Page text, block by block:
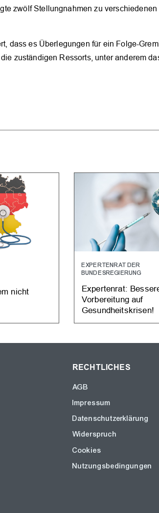
zwölf Stellungnahmen zu verschiedenen
dass es Überlegungen für ein Folge-
zuständigen Ressorts, unter anderem
nicht
EXPERTENRAT DER
BUNDESREGIERUNG
Expertenrat:
Vorbereitung auf
Gesundheitskrisen!
RECHTLICHES
AGB
Impressum
Datenschutzerklärung
Widerspruch
Cookies
Nutzungsbedingungen